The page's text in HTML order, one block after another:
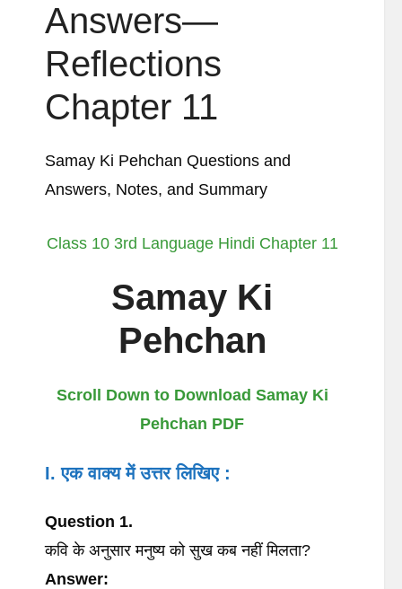
Answers—
Reflections
Chapter 11
Samay Ki Pehchan Questions and
Answers, Notes, and Summary
Class 10 3rd Language Hindi Chapter 11
Samay Ki
Pehchan
Scroll Down to Download Samay Ki
Pehchan PDF
I. एक वाक्य में उत्तर लिखिए:
Question 1.
कवि के अनुसार मनुष्य को सुख कब नहीं मिलता?
Answer: